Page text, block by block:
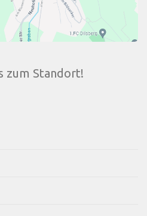
zum Standort!